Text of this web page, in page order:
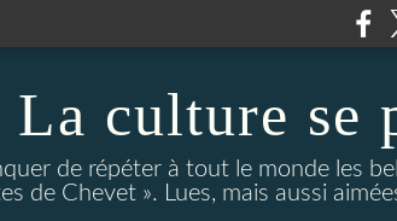
La culture se
de répéter à tout le monde les
de Chevet ». Lues, mais aussi